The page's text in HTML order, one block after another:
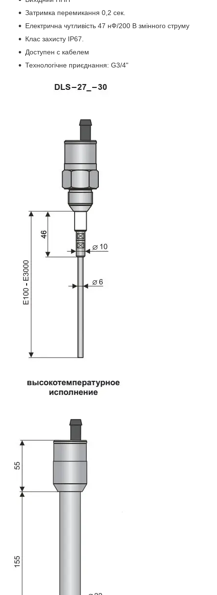
Затримка перемикання 0,2 сек.
Електрична чутливість 47 нФ/200 В змінного струму
Клас захисту IP67.
Доступен с кабелем
Технологічне приєднання: G3/4"